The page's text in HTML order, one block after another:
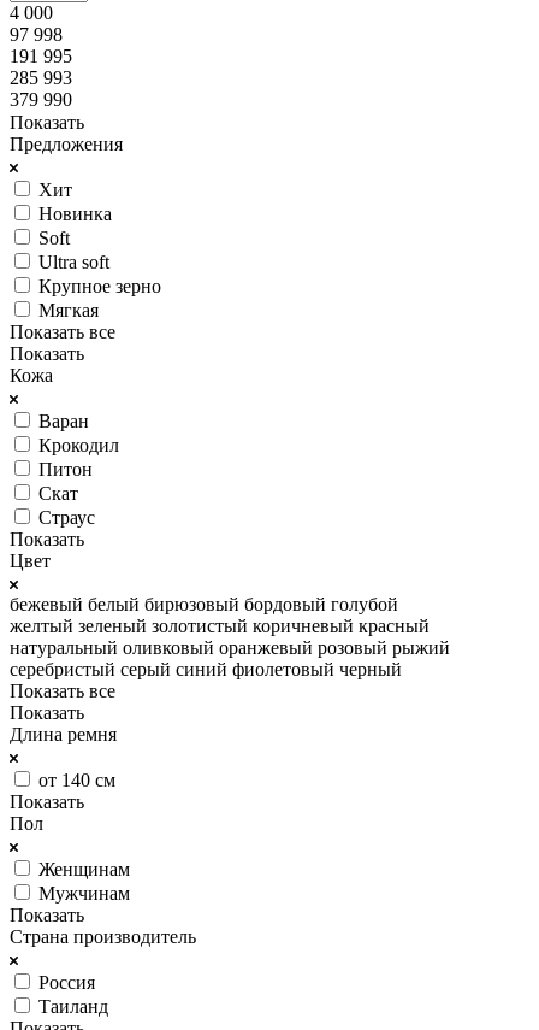
4 000
97 998
191 995
285 993
379 990
Показать
Предложения
Хит
Новинка
Soft
Ultra soft
Крупное зерно
Мягкая
Показать все
Показать
Кожа
Варан
Крокодил
Питон
Скат
Страус
Показать
Цвет
бежевый белый бирюзовый бордовый голубой
желтый зеленый золотистый коричневый красный
натуральный оливковый оранжевый розовый рыжий
серебристый серый синий фиолетовый черный
Показать все
Показать
Длина ремня
от 140 см
Показать
Пол
Женщинам
Мужчинам
Показать
Страна производитель
Россия
Таиланд